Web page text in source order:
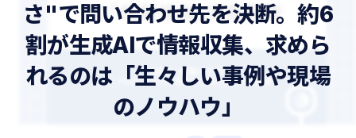
さ"で問い合わせ先を決断。約6
割が生成AIで情報収集、求めら
れるのは「生々しい事例や現場
のノウハウ」